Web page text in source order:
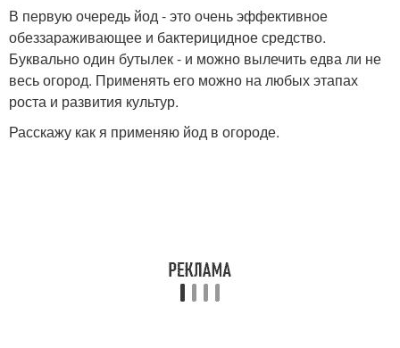
В первую очередь йод - это очень эффективное
обеззараживающее и бактерицидное средство.
Буквально один бутылек - и можно вылечить едва ли не
весь огород. Применять его можно на любых этапах
роста и развития культур.
Расскажу как я применяю йод в огороде.